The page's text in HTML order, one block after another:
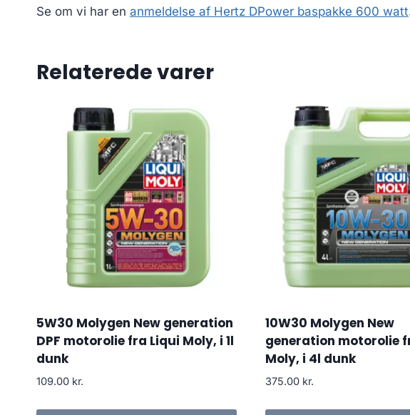
Se om vi har en anmeldelse af Hertz DPower baspakke 600 watt
Relaterede varer
5W30 Molygen New generation
DPF motorolie fra Liqui Moly, i 1l
dunk
109.00 kr.
10W30 Molygen New
generation motorolie
Moly, i 4l dunk
375.00 kr.